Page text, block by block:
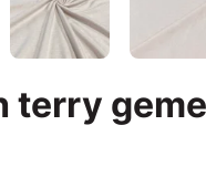
terry